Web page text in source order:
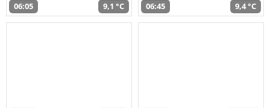
06:05 9,1 °C 06:45 9,4 °C